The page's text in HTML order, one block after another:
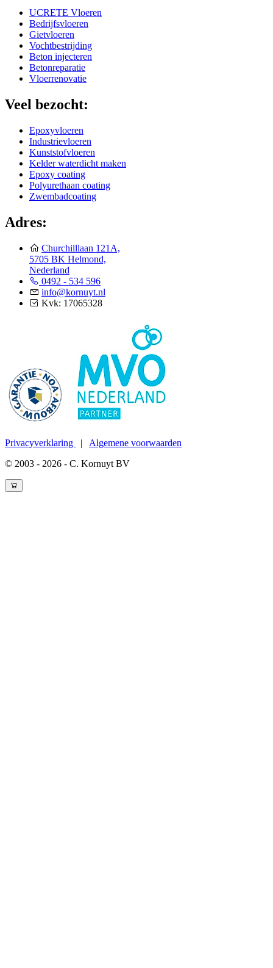
UCRETE Vloeren
Bedrijfsvloeren
Gietvloeren
Vochtbestrijding
Beton injecteren
Betonreparatie
Vloerrenovatie
Veel bezocht:
Epoxyvloeren
Industrievloeren
Kunststofvloeren
Kelder waterdicht maken
Epoxy coating
Polyurethaan coating
Zwembadcoating
Adres:
Churchilllaan 121A,
5705 BK Helmond,
Nederland
0492 - 534 596
info@kornuyt.nl
Kvk: 17065328
Privacyverklaring | Algemene voorwaarden
© 2003 - 2026 - C. Kornuyt BV